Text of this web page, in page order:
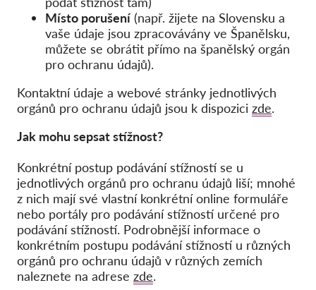
GDPRhub
Místo porušení(např. žijete na Slovensku a
vaše údaje jsou zpracovávány ve Španělsku,
můžete se obrátit přímo na španělský orgán
pro ochranu údajů).
Kontaktní údaje a webové stránky jednotlivých
orgánů pro ochranu údajů jsou k dispozici zde.
Jak mohu sepsat stížnost?
Konkrétní postup podávání stížností se u
jednotlivých orgánů pro ochranu údajů liší; mnohé
z nich mají své vlastní konkrétní online formuláře
nebo portály pro podávání stížností určené pro
podávání stížností. Podrobnější informace o
konkrétním postupu podávání stížností u různých
orgánů pro ochranu údajů v různých zemích
naleznete na adrese zde.